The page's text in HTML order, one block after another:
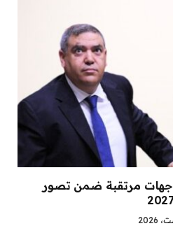
التقسيم الترابي: 4 جهات مرتقبة ضمن تصور